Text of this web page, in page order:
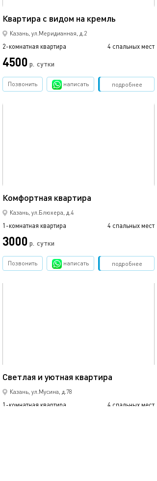
Квартира с видом на кремль
Казань, ул.Меридианная, д.2
2-комнатная квартира 4 спальных мест
4500 р. сутки
подробнее
Позвонить написать Забронировать
Комфортная квартира
Казань, ул.Блюхера, д.4
1-комнатная квартира 4 спальных мест
3000 р. сутки
подробнее
Позвонить написать Забронировать
Светлая и уютная квартира
Казань, ул.Мусина, д.78
1-комнатная квартира 4 спальных мест